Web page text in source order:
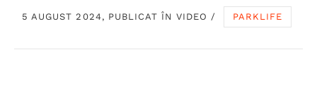
5 AUGUST 2024, PUBLICAT ÎNVIDEO / PARKLIFE